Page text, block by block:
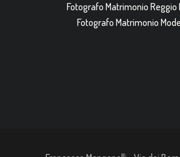
Fotografo Matrimonio Reggio
Fotografo Matrimonio